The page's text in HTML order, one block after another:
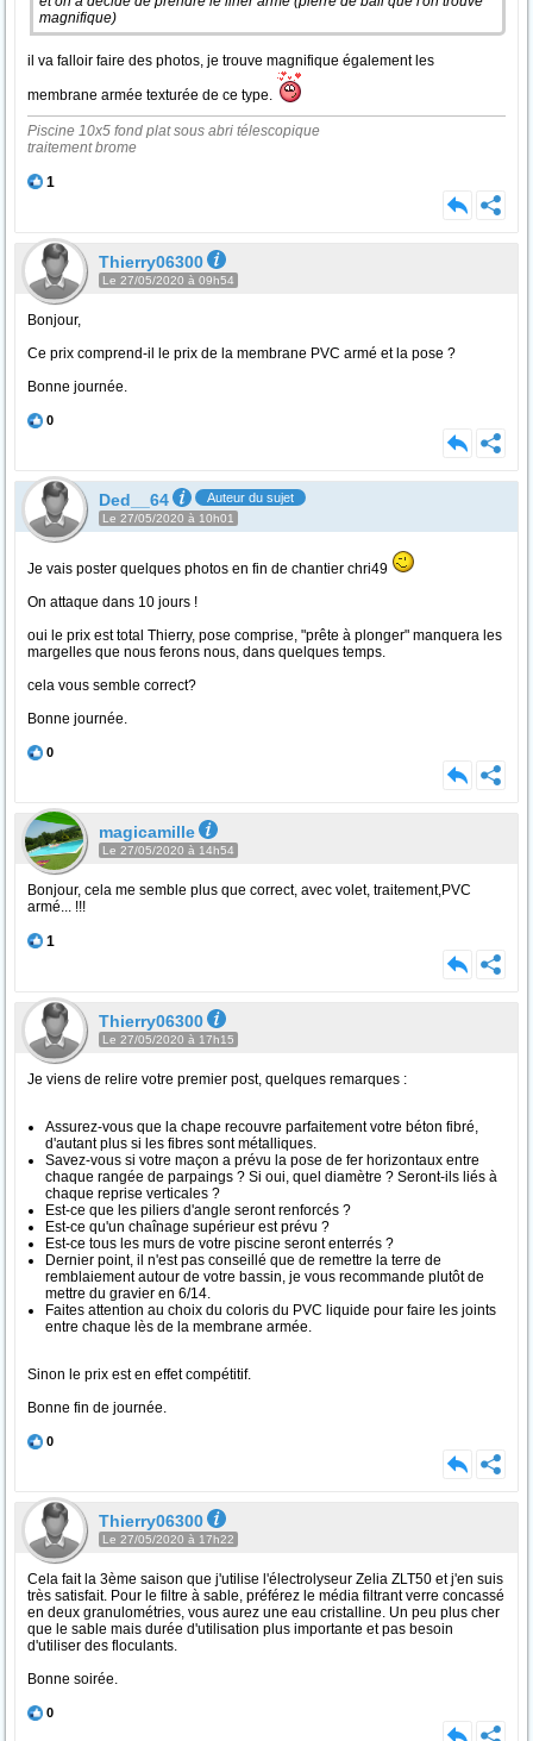
magnifique)
il va falloir faire des photos, je trouve magnifique également les
membrane armée texturée de ce type.
Piscine 10x5 fond plat sous abri télescopique
traitement brome
1
Thierry06300
Le 27/05/2020 à 09h54
Bonjour,
Ce prix comprend-il le prix de la membrane PVC armé et la pose ?
Bonne journée.
0
Ded__64 Auteur du sujet
Le 27/05/2020 à 10h01
Je vais poster quelques photos en fin de chantier chri49
On attaque dans 10 jours !
oui le prix est total Thierry, pose comprise, "prête à plonger" manquera les
margelles que nous ferons nous, dans quelques temps.
cela vous semble correct?
Bonne journée.
0
magicamille
Le 27/05/2020 à 14h54
Bonjour, cela me semble plus que correct, avec volet, traitement,PVC
armé... !!!
1
Thierry06300
Le 27/05/2020 à 17h15
Je viens de relire votre premier post, quelques remarques :
Assurez-vous que la chape recouvre parfaitement votre béton fibré,
d'autant plus si les fibres sont métalliques.
Savez-vous si votre maçon a prévu la pose de fer horizontaux entre
chaque rangée de parpaings ? Si oui, quel diamètre ? Seront-ils liés à
chaque reprise verticales ?
Est-ce que les piliers d'angle seront renforcés ?
Est-ce qu'un chaînage supérieur est prévu ?
Est-ce tous les murs de votre piscine seront enterrés ?
Dernier point, il n'est pas conseillé que de remettre la terre de
remblaiement autour de votre bassin, je vous recommande plutôt de
mettre du gravier en 6/14.
Faites attention au choix du coloris du PVC liquide pour faire les joints
entre chaque lès de la membrane armée.
Sinon le prix est en effet compétitif.
Bonne fin de journée.
0
Thierry06300
Le 27/05/2020 à 17h22
Cela fait la 3ème saison que j'utilise l'électrolyseur Zelia ZLT50 et j'en suis
très satisfait. Pour le filtre à sable, préférez le média filtrant verre concassé
en deux granulométries, vous aurez une eau cristalline. Un peu plus cher
que le sable mais durée d'utilisation plus importante et pas besoin
d'utiliser des floculants.
Bonne soirée.
0